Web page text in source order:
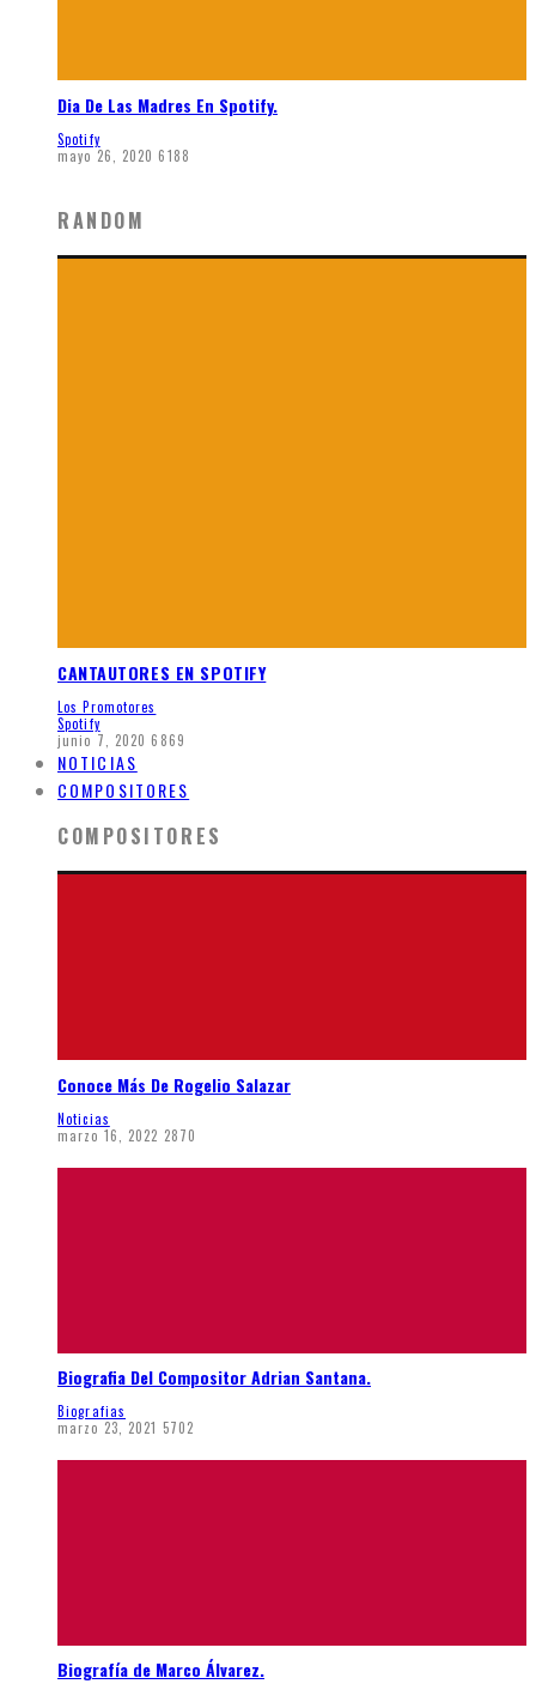
Dia De Las Madres En Spotify.
Spotify
mayo 26, 2020 6188
RANDOM
CANTAUTORES EN SPOTIFY
Los Promotores
Spotify
junio 7, 2020 6869
NOTICIAS
COMPOSITORES
COMPOSITORES
Conoce Más De Rogelio Salazar
Noticias
marzo 16, 2022 2870
Biografia Del Compositor Adrian Santana.
Biografias
marzo 23, 2021 5702
Biografía de Marco Álvarez.